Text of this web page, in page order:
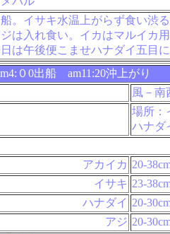
。イサキ水温上がらず食い渋
は入れ食い。イカはマルイカ
は午後便こませハナダイ五目
０0出船 am11:20沖上がり
風－南
場所：
ハナダ
アカイカ 20-
イサキ 23-
ハナダイ 20-
アジ 20-